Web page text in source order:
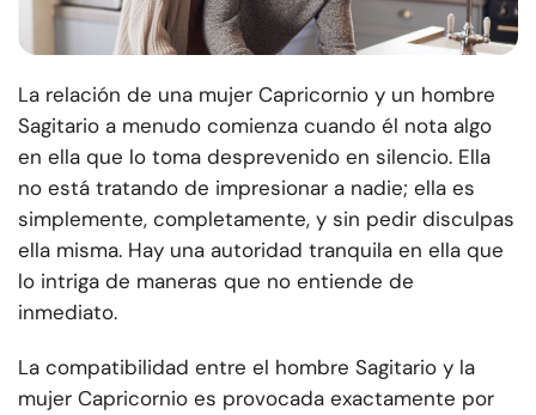
La relación de una mujer Capricornio y un hombre
Sagitario a menudo comienza cuando él nota algo
en ella que lo toma desprevenido en silencio. Ella
no está tratando de impresionar a nadie; ella es
simplemente, completamente, y sin pedir disculpas
ella misma. Hay una autoridad tranquila en ella que
lo intriga de maneras que no entiende de
inmediato.
La compatibilidad entre el hombre Sagitario y la
mujer Capricornio es provocada exactamente por